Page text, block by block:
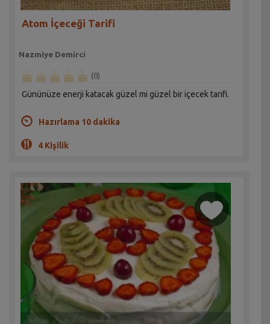
Atom İçeceği Tarifi
Nazmiye Demirci
(0)
Gününüze enerji katacak güzel mi güzel bir içecek tarifi.
Hazırlama 10 dakika
4 Kişilik